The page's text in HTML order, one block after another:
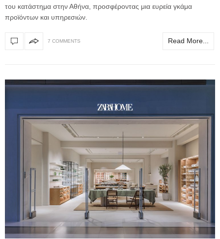
του κατάστημα στην Αθήνα, προσφέροντας μια ευρεία γκάμα
προϊόντων και υπηρεσιών.
7 COMMENTS Read More...